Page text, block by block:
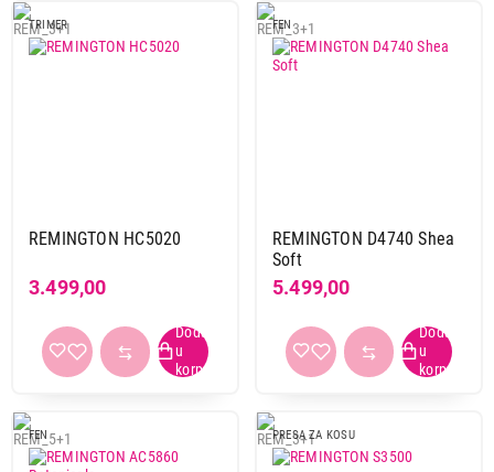
TRIMER
REMINGTON HC5020
3.499,00
FEN
REMINGTON D4740 Shea
Soft
5.499,00
FEN PRESA ZA KOSU